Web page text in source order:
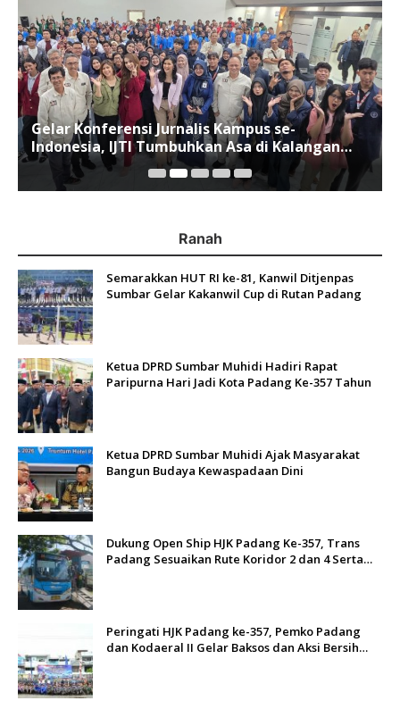
Gelar Konferensi Jurnalis Kampus se-
Indonesia, IJTI Tumbuhkan Asa di Kalangan
Jurnalis Muda di Era Disruspi Digital
Ranah
Semarakkan HUT RI ke-81, Kanwil Ditjenpas
Sumbar Gelar Kakanwil Cup di Rutan Padang
Ketua DPRD Sumbar Muhidi Hadiri Rapat
Paripurna Hari Jadi Kota Padang Ke-357 Tahun
Ketua DPRD Sumbar Muhidi Ajak Masyarakat
Bangun Budaya Kewaspadaan Dini
Dukung Open Ship HJK Padang Ke-357, Trans
Padang Sesuaikan Rute Koridor 2 dan 4 Serta
Peringati HJK Padang ke-357, Pemko Padang
dan Kodaeral II Gelar Baksos dan Aksi Bersih